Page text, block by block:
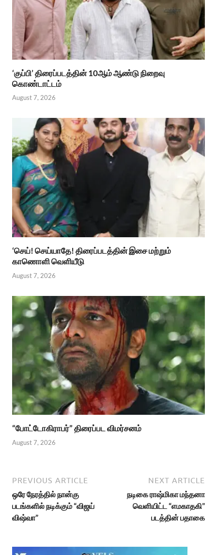
‘குப்பி’ திரைப்படத்தின் 10ஆம் ஆண்டு நிறைவு
கொண்டாட்டம்
August 7, 2026
‘செய்! செய்யாதே! திரைப்படத்தின் இசை மற்றும்
காணொளி வெளியீடு
August 7, 2026
“போட்டோகிராபர்” திரைப்பட விமர்சனம்
August 7, 2026
PREVIOUS ARTICLE
ஒரே நேரத்தில் நான்கு
படங்களில் நடிக்கும் “விஜய்
விஷ்வா”
NEXT ARTICLE
நடிகை ராஷ்மிகா மந்தனா
வெளியிட்ட “எமகாதகி”
படத்தின் பதாகை